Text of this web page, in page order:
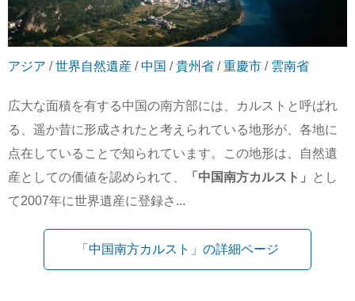
アジア /世界自然遺産 /中国 /貴州省 /重慶市 / 雲南省
広大な面積を有する中国の南方部には、カルストと呼ばれ
る、遥か昔に形成されたと考えられている地形が、各地に
点在していることで知られています。この地形は、自然遺
産としての価値を認められて、
「中国南方カルスト」
とし
て2007年に世界遺産に登録さ...
「中国南方カルスト」の詳細ページ